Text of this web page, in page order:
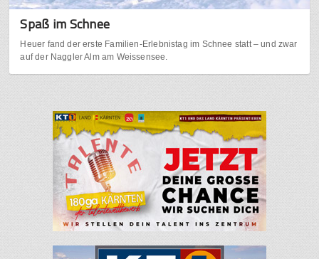
Spaß im Schnee
Heuer fand der erste Familien-Erlebnistag im Schnee statt – und zwar
auf der Naggler Alm am Weissensee.